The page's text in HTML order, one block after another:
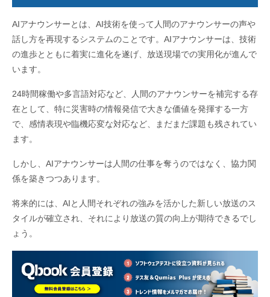
AIアナウンサーとは、AI技術を使って人間のアナウンサーの声や
話し方を再現するシステムのことです。AIアナウンサーは、技術
の進歩とともに着実に進化を遂げ、放送現場での実用化が進んで
います。
24時間稼働や多言語対応など、人間のアナウンサーを補完する存
在として、特に災害時の情報発信で大きな価値を発揮する一方
で、感情表現や臨機応変な対応など、まだまだ課題も残されてい
ます。
しかし、AIアナウンサーは人間の仕事を奪うのではなく、協力関
係を築きつつあります。
将来的には、AIと人間それぞれの強みを活かした新しい放送のス
タイルが確立され、それにより放送の質の向上が期待できるでし
ょう。